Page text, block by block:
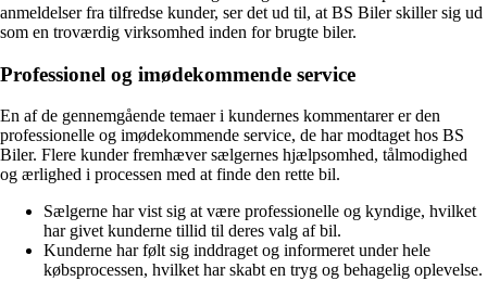
anmeldelser fra tilfredse kunder, ser det ud til, at BS Biler skiller sig ud
som en troværdig virksomhed inden for brugte biler.
Professionel og imødekommende service
En af de gennemgående temaer i kundernes kommentarer er den
professionelle og imødekommende service, de har modtaget hos BS
Biler. Flere kunder fremhæver sælgernes hjælpsomhed, tålmodighed
og ærlighed i processen med at finde den rette bil.
Sælgerne har vist sig at være professionelle og kyndige, hvilket
har givet kunderne tillid til deres valg af bil.
Kunderne har følt sig inddraget og informeret under hele
købsprocessen, hvilket har skabt en tryg og behagelig oplevelse.